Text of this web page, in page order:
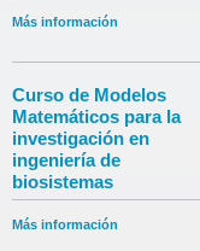
Más información
Curso de Modelos
Matemáticos para la
investigación en
ingeniería de
biosistemas
Más información